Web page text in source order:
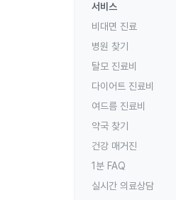
서비스
비대면 진료
병원 찾기
탈모 진료비
다이어트 진료비
여드름 진료비
약국 찾기
건강 매거진
1분 FAQ
실시간 의료상담